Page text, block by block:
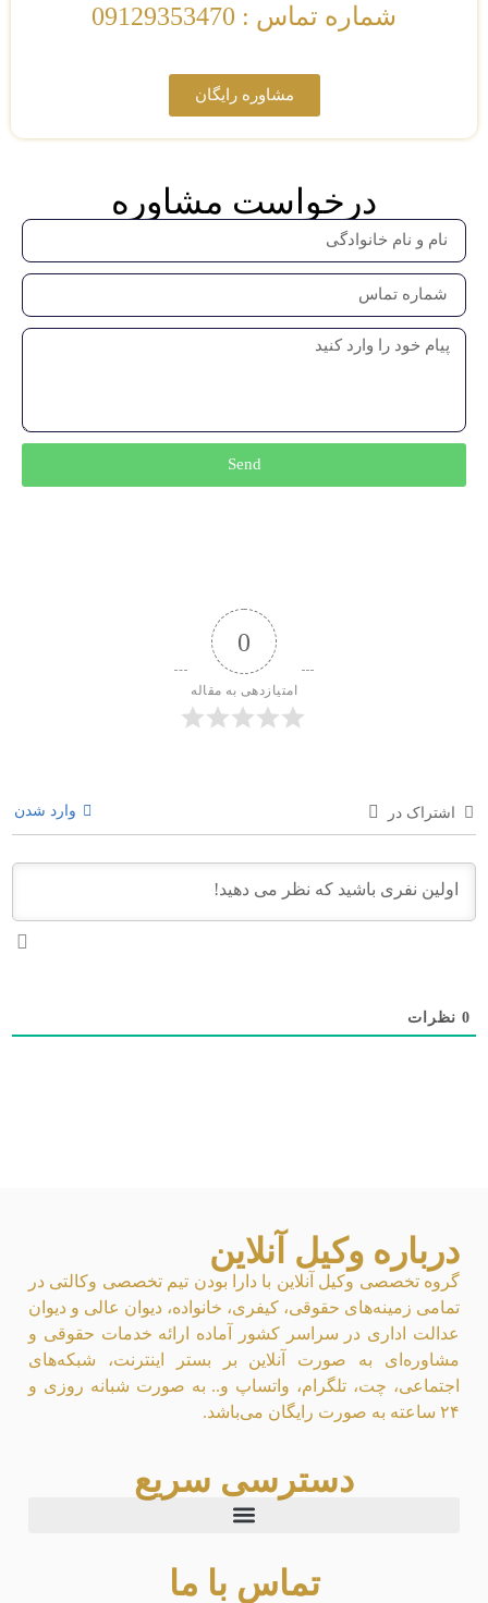
شماره تماس : 09129353470
مشاوره رایگان
درخواست مشاوره
Send
0
امتیازدهی به مقاله
اشتراک در وارد شدن
0 نظرات
درباره وکیل آنلاین
گروه تخصصی وکیل آنلاین با دارا بودن تیم تخصصی وکالتی در
تمامی زمینه‌های حقوقی، کیفری، خانواده، دیوان عالی و دیوان
عدالت اداری در سراسر کشور آماده ارائه خدمات حقوقی و
مشاوره‌ای به صورت آنلاین بر بستر اینترنت، شبکه‌های
اجتماعی، چت، تلگرام، واتساپ و.. به صورت شبانه روزی و
۲۴ ساعته به صورت رایگان می‌باشد.
دسترسی سریع
تماس با ما